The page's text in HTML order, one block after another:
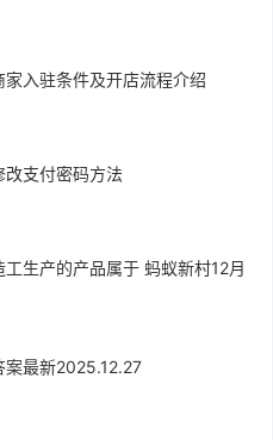
家入驻条件及开店流程介绍
改支付密码方法
生产的产品属于 蚂蚁新村12月
案最新2025.12.27